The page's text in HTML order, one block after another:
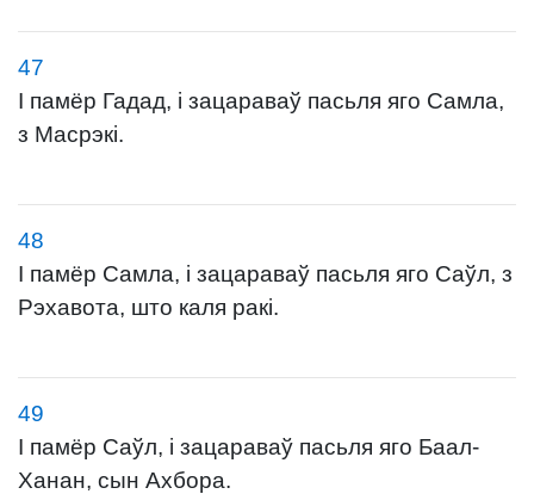
47
І памёр Гадад, і зацараваў пасьля яго Самла,
з Масрэкі.
48
І памёр Самла, і зацараваў пасьля яго Саўл, з
Рэхавота, што каля ракі.
49
І памёр Саўл, і зацараваў пасьля яго Баал-
Ханан, сын Ахбора.